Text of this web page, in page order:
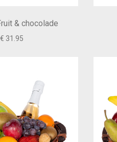
& chocolade
€ 31.95